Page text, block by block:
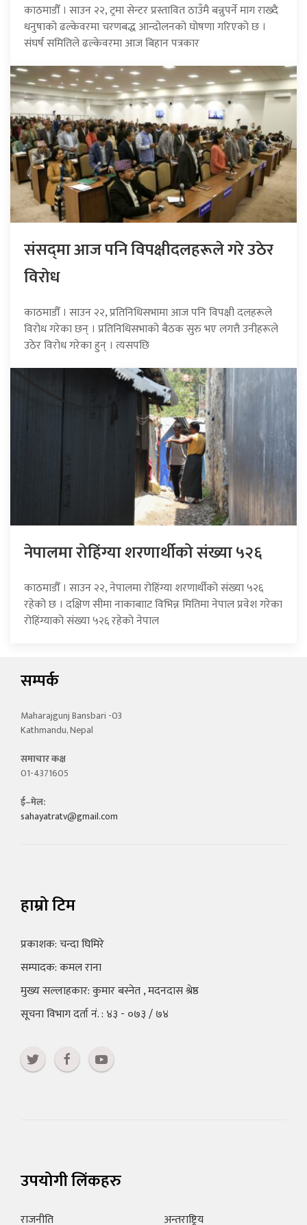
काठमाडौँ । साउन २२, ट्रमा सेन्टर प्रस्तावित ठाउँमै बन्नुपर्ने माग राख्दै
धनुषाको ढल्केवरमा चरणबद्ध आन्दोलनको घोषणा गरिएको छ ।
संघर्ष समितिले ढल्केवरमा आज बिहान पत्रकार
संसद्‍मा आज पनि विपक्षीदलहरूले गरे उठेर
विरोध
काठमाडौँ । साउन २२, प्रतिनिधिसभामा आज पनि विपक्षी दलहरूले
विरोध गरेका छन् । प्रतिनिधिसभाको बैठक सुरु भए लगत्तै उनीहरूले
उठेर विरोध गरेका हुन् । त्यसपछि
नेपालमा रोहिंग्या शरणार्थीको संख्या ५२६
काठमाडौँ । साउन २२, नेपालमा रोहिंग्या शरणार्थीको संख्या ५२६
रहेको छ । दक्षिण सीमा नाकाबााट विभिन्न मितिमा नेपाल प्रवेश गरेका
रोहिंग्याको संख्या ५२६ रहेको नेपाल
सम्पर्क
Maharajgunj Bansbari -03
Kathmandu, Nepal
समाचार कक्ष
01-4371605
ई–मेल:
sahayatratv@gmail.com
हाम्रो टिम
प्रकाशक: चन्दा घिमिरे
सम्पादक: कमल राना
मुख्य सल्लाहकार: कुमार बस्नेत , मदनदास श्रेष्ठ
सूचना विभाग दर्ता नं. : ४३ - ०७३ / ७४
उपयोगी लिंकहरु
राजनीति अन्तराष्ट्रिय